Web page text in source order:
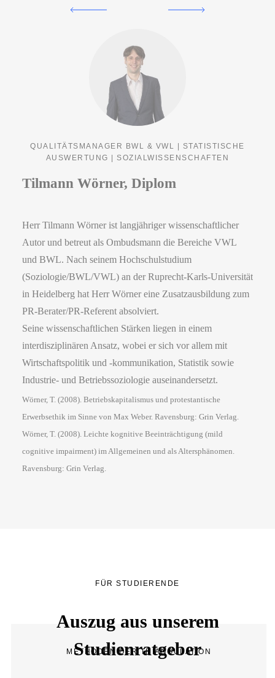
QUALITÄTSMANAGER BWL & VWL | STATISTISCHE
AUSWERTUNG | SOZIALWISSENSCHAFTEN
Tilmann Wörner, Diplom
Herr Tilmann Wörner ist langjähriger wissenschaftlicher
Autor und betreut als Ombudsmann die Bereiche VWL
und BWL. Nach seinem Hochschulstudium
(Soziologie/BWL/VWL) an der Ruprecht-Karls-Universität
in Heidelberg hat Herr Wörner eine Zusatzausbildung zum
PR-Berater/PR-Referent absolviert.
Seine wissenschaftlichen Stärken liegen in einem
interdisziplinären Ansatz, wobei er sich vor allem mit
Wirtschaftspolitik und -kommunikation, Statistik sowie
Industrie- und Betriebssoziologie auseinandersetzt.
Wörner, T. (2008). Betriebskapitalismus und protestantische
Erwerbsethik im Sinne von Max Weber. Ravensburg: Grin Verlag.
Wörner, T. (2008). Leichte kognitive Beeinträchtigung (mild
cognitive impairment) im Allgemeinen und als Altersphänomen.
Ravensburg: Grin Verlag.
FÜR STUDIERENDE
Auszug aus unserem
Studienratgeber
METHODEN DER TRIANGULATION